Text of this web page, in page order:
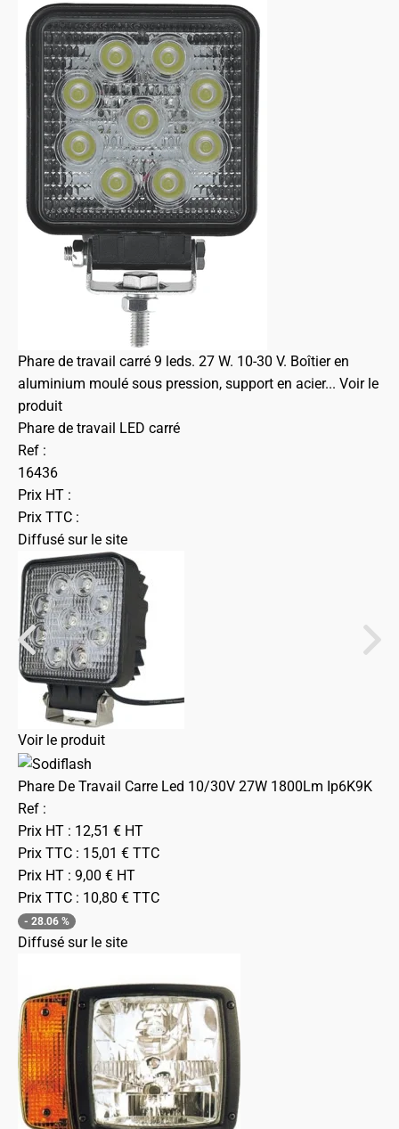
Phare de travail carré 9 leds. 27 W. 10-30 V. Boîtier en
aluminium moulé sous pression, support en acier... Voir le
produit
Phare de travail LED carré
Ref :
16436
Prix HT :
Prix TTC :
Diffusé sur le site
Voir le produit
Phare De Travail Carre Led 10/30V 27W 1800Lm Ip6K9K
Ref :
Prix HT : 12,51 € HT
Prix TTC : 15,01 € TTC
Prix HT : 9,00 € HT
Prix TTC : 10,80 € TTC
- 28.06 %
Diffusé sur le site